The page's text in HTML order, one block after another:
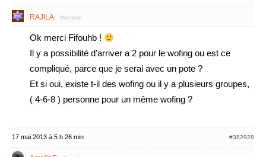
RAJILA Membre
Ok merci Fifouhb !
Il y a possibilité d’arriver a 2 pour le wofing ou est ce
compliqué, parce que je serai avec un pote ?
Et si oui, existe t-il des wofing ou il y a plusieurs groupes,
( 4-6-8 ) personne pour un même wofing ?
17 mai 2013 à 5 h 26 min #382928